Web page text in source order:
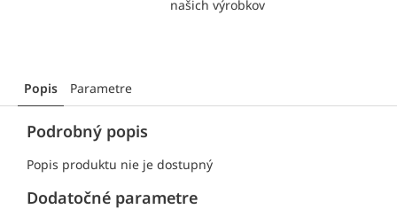
našich výrobkov
Popis Parametre
Podrobný popis
Popis produktu nie je dostupný
Dodatočné parametre